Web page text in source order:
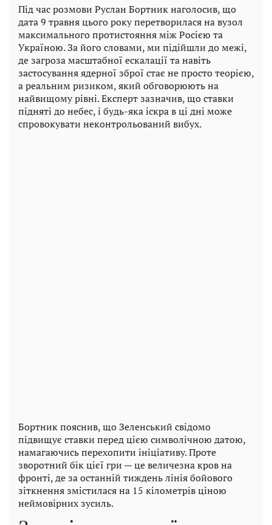
Під час розмови Руслан Бортник наголосив, що
дата 9 травня цього року перетворилася на вузол
максимального протистояння між Росією та
Україною. За його словами, ми підійшли до межі,
де загроза масштабної ескалації та навіть
застосування ядерної зброї стає не просто теорією,
а реальним ризиком, який обговорюють на
найвищому рівні. Експерт зазначив, що ставки
підняті до небес, і будь-яка іскра в ці дні може
спровокувати неконтрольований вибух.
Бортник пояснив, що Зеленський свідомо
підвищує ставки перед цією символічною датою,
намагаючись перехопити ініціативу. Проте
зворотний бік цієї гри — це величезна кров на
фронті, де за останній тиждень лінія бойового
зіткнення змістилася на 15 кілометрів ціною
неймовірних зусиль.